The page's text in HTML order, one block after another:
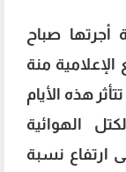
أجرتها صباح
الإعلامية منة
هذه الأيام
الهوائية
ارتفاع نسبة